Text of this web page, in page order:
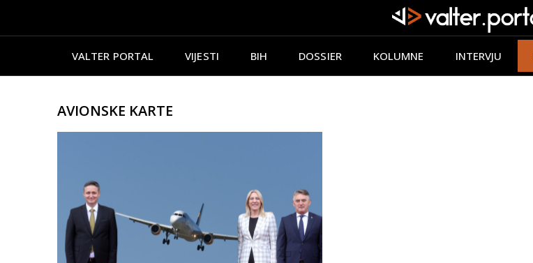
VALTER PORTAL VIJESTI BIH DOSSIER KOLUMNE INTERVJU
AVIONSKE KARTE